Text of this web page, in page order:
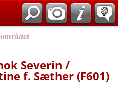
Severin /
f. Sæther (F601)